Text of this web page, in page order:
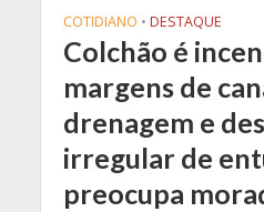
COTIDIANO • DESTAQUE
Colchão é
margens de
drenagem e
irregular de
preocupa